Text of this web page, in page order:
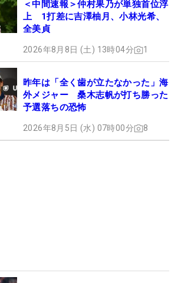
＜中間速報＞仲村果乃が単独首位浮
上 1打差に吉澤柚月、小林光希、
全美貞
2026年8月8日 (土) 13時04分 1
昨年は「全く歯が立たなかった」海
外メジャー 桑木志帆が打ち勝った
予選落ちの恐怖
2026年8月5日 (水) 07時00分 8